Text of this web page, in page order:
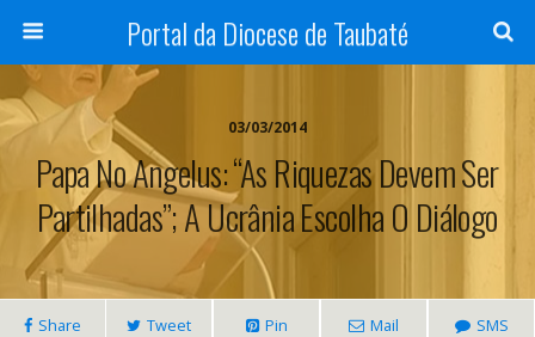
Portal da Diocese de Taubaté
03/03/2014
Papa No Angelus: “as Riquezas Devem Ser
Partilhadas”; A Ucrânia Escolha O Diálogo
Share Tweet Pin Mail SMS